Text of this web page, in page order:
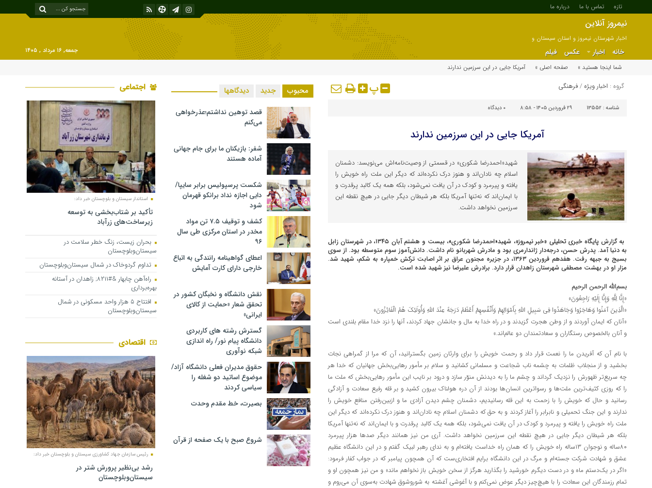
تازه تماس با ما درباره ما
نیمروز آنلاین
اخبار شهرستان نیمروز و استان سیستان و
بلوچستان
خانه اخبار عکس فیلم
جمعه, ۱۶ مرداد , ۱۴۰۵
شما اینجا هستید »
صفحه اصلی » آمریکا جایی در این سرزمین ندارند
گروه : اخبار ویژه/فرهنگی پ
شناسه : 13552 ۲۹ فروردین ۱۴۰۵ - ۸:۵۸ ۰ دیدگاه
آمریکا جایی در این سرزمین ندارند
شهید«احمدرضا شکوری» در قسمتی از وصیت‌نامه‌اش می‌نویسد: دشمنان
اسلام چه نادان‌اند و هنوز درک نکرده‌اند که دیگر این ملت راه خویش را
یافته و پیرمرد و کودک در آن یافت نمی‌شود، بلکه همه یک کالبد پرقدرت و
با ایمان‌اند که نه‌تنها آمریکا بلکه هر شیطان دیگر جایی در هیچ نقطه این
سرزمین نخواهد داشت.
به گزارش پایگاه خبری تحلیلی «خبر نیمروز»
، شهید«احمدرضا شکوری»، بیست و هشتم آبان ۱۳۴۵، در شهرستان زابل
به دنیا آمد. پدرش حسن، درجه‌دار ژاندارمری بود و مادرش شهربانو نام داشت. دانش‌آموز سوم متوسطه بود. از سوی
بسیج به جبهه رفت. هفدهم فروردین ۱۳۶۳، در جزیره مجنون عراق بر اثر اصابت ترکش خمپاره به شکم، شهید شد.
مزار او در بهشت مصطفی شهرستان زاهدان قرار دارد. برادرش علیرضا نیز شهید شده است.
بسم‌الله الرحمن الرحیم
«إِنَّا لِلَّهِ وَإِنَّا إِلَیْهِ رَاجِعُونَ»
«الَّذِینَ آمَنُوا وَهَاجَرُوا وَجَاهَدُوا فِی سَبِیلِ اللَّهِ بِأَمْوَالِهِمْ وَأَنْفُسِهِمْ أَعْظَمُ دَرَجَهً عِنْدَ اللهِ وَأُولَئِکَ هُمُ الْفَائِزُونَ»
«آنان که ایمان آوردند و از وطن هجرت گزیدند و در راه خدا به مال و جانشان جهاد کردند، آنها را نزد خدا مقام بلندی است
و آنان بالخصوص رستگاران و سعادتمندان دو عالم‌اند.»
با نام آن که آفریدن ما را نعمت قرار داد و رحمت خویش را برای وارثان زمین بگسترانید، آن که مرا از گمراهی نجات
بخشید و از منجلاب ظلمات به چشمه ناب شجاعت و مسلمانی کشانید و سلام بر مأمور رهایی‌بخش جهانیان که خدا هر
چه سریع‌تر ظهورش را نزدیک گرداند و چشم ما را به دیدنش منوّر سازد و درود بر نایب این مأمور رهایی‌بخش که ملت ما
را که روزی کثیف‌ترین ملت‌ها و رسواترین انسان‌ها بودند از آن دره هولناک بیرون کشید و بر قله رفیع سعادت و آزادگی
رسانید و حال که خویش را با زحمت به این قله رسانیدیم، دشمنان چشم دیدن آزادی ما و ازبین‌رفتن منافع خویش را
ندارند و این جنگ تحمیلی و نابرابر را آغاز کردند و به حق که دشمنان اسلام چه نادان‌اند و هنوز درک نکرده‌اند که دیگر این
ملت راه خویش را یافته و پیرمرد و کودک در آن یافت نمی‌شود، بلکه همه یک کالبد پرقدرت و با ایمان‌اند که نه‌تنها آمریکا
بلکه هر شیطان دیگر جایی در هیچ نقطه این سرزمین نخواهد داشت. آری من نیز همانند دیگر صدها هزار پیرمرد
۸۰ساله و نوجوان ۱۳ساله راه خویش را که همان راه خداست یافته‌ام و به ندای رهبر لبیک گفتم و در این دانشگاه عظیم
عشق و شهادت شرکت جسته‌ام و مرگ در این دانشگاه برایم افتخاری‌ست که آن همچون پیامبر که در جواب کفار فرمود:
«اگر در یک‌دستم ماه و در دست دیگرم خورشید را بگذارید هرگز از سخن خویش باز نخواهم ماند» و من نیز همچون او و
تمام رزمندگان این سعادت را با هیچ‌چیز دیگر عوض نمی‌کنم و با آغوشی آغشته به شوروشوق شهادت به‌سوی آن می‌روم و
محبوب جدید دیدگاهها
قصد توهین نداشتم؛عذرخواهی
می‌کنم
شفر: بازیکنان ما برای جام جهانی
آماده هستند
شکست پرسپولیس برابر سایپا/
دایی اجازه نداد برانکو قهرمان
شود
کشف و توقیف ۷.۵ تن مواد
مخدر در استان مرکزی طی سال
۹۶
اعطای گواهینامه رانندگی به اتباع
خارجی دارای کارت آمایش
نقش دانشگاه و نخبگان کشور در
تحقق شعار «حمایت از کالای
ایرانی»
گسترش رشته های کاربردی
دانشگاه پیام نور/ راه اندازی
شبکه نوآوری
حقوق مدیران فعلی دانشگاه آزاد/
موضوع اساتید دو شغله را
سیاسی کردند
بصیرت، خط مقدم وحدت
شروع صبح با یک صفحه از قرآن
اجتماعی
استاندار سیستان و بلوچستان خبر داد:
تأکید بر شتاب‌بخشی به توسعه
زیرساخت‌های زرآباد
بحران زیست، زنگ خطر سلامت در
سیستان‌وبلوچستان
تداوم گردوخاک در شمال سیستان‌وبلوچستان
راه‌آهن چابهار &#۸۲۱۱; زاهدان در آستانه
بهره‌برداری
افتتاح ۵ هزار واحد مسکونی در شمال
سیستان‌وبلوچستان
اقتصادی
رئیس سازمان جهاد کشاورزی سیستان و بلوچستان خبر داد:
رشد بی‌نظیر پرورش شتر در
سیستان‌وبلوچستان